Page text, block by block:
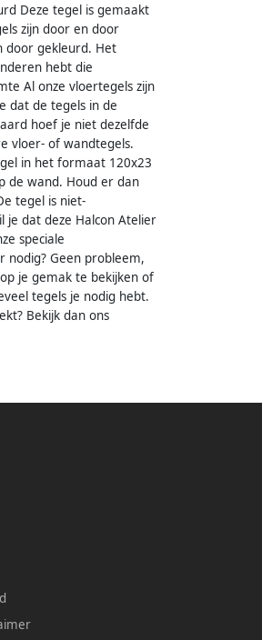
Deze tegel is gemaakt
zijn door en door
door gekleurd. Het
hebt die
Al onze vloertegels zijn
dat de tegels in de
hoef je niet dezelfde
vloer- of wandtegels.
in het formaat 120x23
de wand. Houd er dan
tegel is niet-
je dat deze Halcon Atelier
speciale
nodig? Geen probleem,
je gemak te bekijken of
tegels je nodig hebt.
Bekijk dan ons